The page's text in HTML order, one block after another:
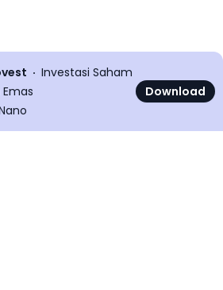
Investasi Saham
Emas
Download